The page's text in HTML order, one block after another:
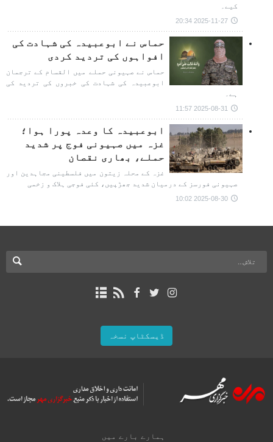
کیے۔
2025-11-27 20:34
حماس نے ابوعبیدہ کی شہادت کی
افواہوں کی تردید کردی
حماس نے صہیونی حملے میں القسام کے ترجمان
ابوعبیدہ کی شہادت کی خبروں کی تردید کی
ہے۔
2025-08-31 11:57
ابوعبیدہ کا وعدہ پورا ہوا؛
غزہ میں صہیونی فوج پر شدید
حملے، بھاری نقصان
غزہ کے محلہ زیتون میں فلسطینی مجاہدین اور
صہیونی فورسز کے درمیان شدید جھڑپیں، کئی فوجی ہلاک و زخمی
2025-08-30 10:02
ڈیسکٹاپ نسخہ
ہمارے بارے میں